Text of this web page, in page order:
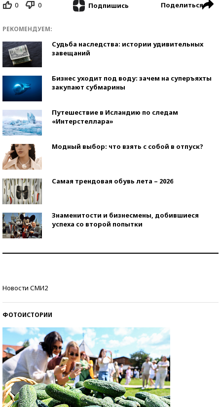
0 0 Подпишись Поделиться
РЕКОМЕНДУЕМ:
Судьба наследства: истории удивительных
завещаний
Бизнес уходит под воду: зачем на суперъяхты
закупают субмарины
Путешествие в Исландию по следам
«Интерстеллара»
Модный выбор: что взять с собой в отпуск?
Самая трендовая обувь лета – 2026
Знаменитости и бизнесмены, добившиеся
успеха со второй попытки
Новости СМИ2
ФОТОИСТОРИИ